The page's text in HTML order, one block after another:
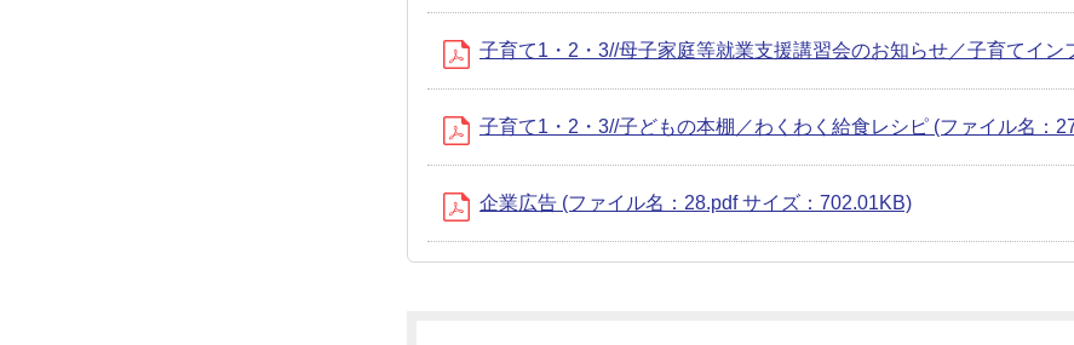
子育て1・2・3//母子家庭等就業支援講習会のお知らせ／子育てイ
子育て1・2・3//子どもの本棚／わくわく給食レシピ (ファイル名：
企業広告 (ファイル名：28.pdf サイズ：702.01KB)